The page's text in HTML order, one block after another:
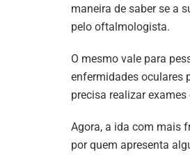
maneira de saber se a
pelo oftalmologista.
O mesmo vale para
enfermidades oculares
precisa realizar
Agora, a ida com mais
por quem apresenta